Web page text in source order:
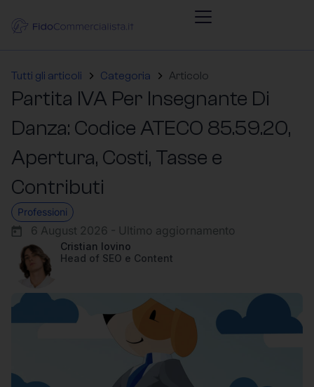
Tutti gli articoli Categoria Articolo
Partita IVA Per Insegnante Di
Danza: Codice ATECO 85.59.20,
Apertura, Costi, Tasse e
Contributi
Professioni
6 August 2026 - Ultimo aggiornamento
Cristian Iovino
Head of SEO e Content